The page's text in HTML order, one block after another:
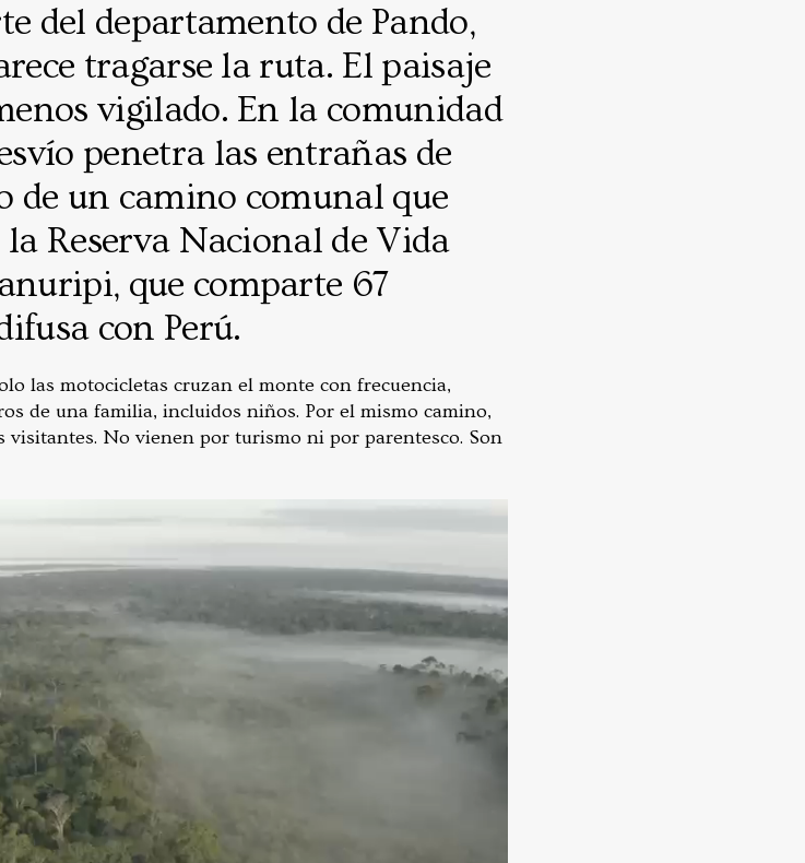
del departamento de Pando,
tragarse la ruta. El paisaje
vigilado. En la comunidad
penetra las entrañas de
de un camino comunal que
Reserva Nacional de Vida
que comparte 67
con Perú.
las motocicletas cruzan el monte con frecuencia,
de una familia, incluidos niños. Por el mismo camino,
visitantes. No vienen por turismo ni por parentesco. Son